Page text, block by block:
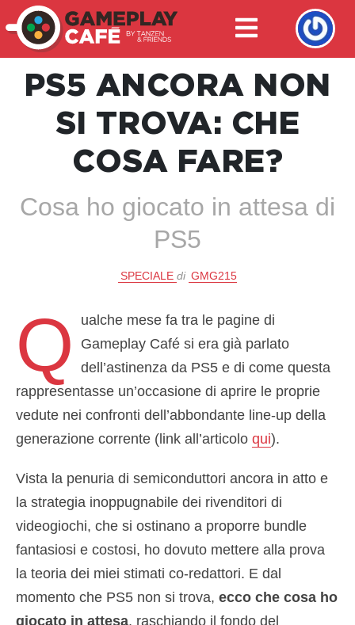
PS5 ANCORA NON
SI TROVA: CHE
COSA FARE?
Cosa ho giocato in attesa di
PS5
SPECIALE di GMG215
Q
ualche mese fa tra le pagine di
Gameplay Café si era già parlato
dell’astinenza da PS5 e di come questa
rappresentasse un’occasione di aprire le proprie
vedute nei confronti dell’abbondante line-up della
generazione corrente (link all’articolo qui).
Vista la penuria di semiconduttori ancora in atto e
la strategia inoppugnabile dei rivenditori di
videogiochi, che si ostinano a proporre bundle
fantasiosi e costosi, ho dovuto mettere alla prova
la teoria dei miei stimati co-redattori. E dal
momento che PS5 non si trova, ecco che cosa ho
giocato in attesa, raschiando il fondo del